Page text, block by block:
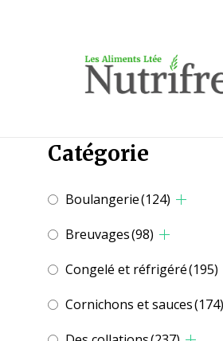
Catégorie
Boulangerie(124)
Breuvages(98)
Congelé et réfrigéré(195)
Cornichons et sauces(174)